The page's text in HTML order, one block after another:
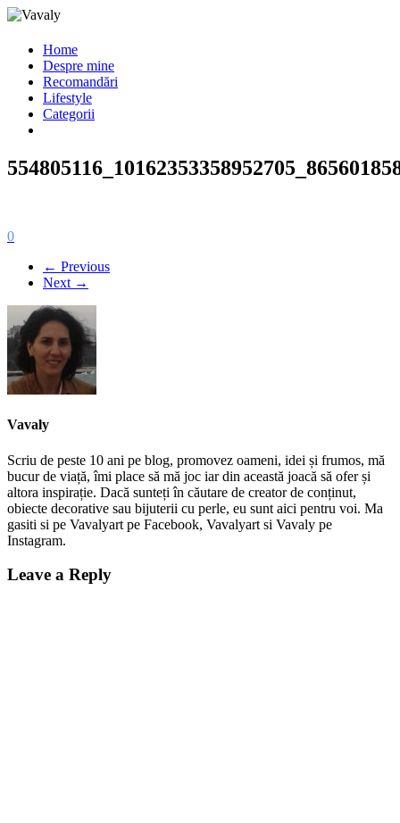
Home
Despre mine
Recomandări
Lifestyle
Categorii
0
← Previous
Next →
Vavaly
Scriu de peste 10 ani pe blog, promovez oameni, idei și frumos, mă
bucur de viață, îmi place să mă joc iar din această joacă să ofer și
altora inspirație. Dacă sunteți în căutare de creator de conținut,
obiecte decorative sau bijuterii cu perle, eu sunt aici pentru voi. Ma
gasiti si pe Vavalyart pe Facebook, Vavalyart si Vavaly pe
Instagram.
Leave a Reply